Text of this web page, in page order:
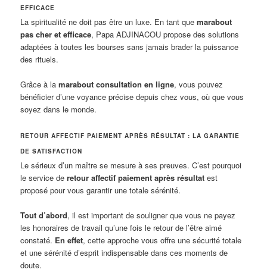
EFFICACE
La spiritualité ne doit pas être un luxe. En tant quemarabout
pas cher et efficace, Papa ADJINACOU propose des solutions
adaptées à toutes les bourses sans jamais brader la puissance
des rituels.
Grâce à lamarabout consultation en ligne, vous pouvez
bénéficier d’une voyance précise depuis chez vous, où que vous
soyez dans le monde.
RETOUR AFFECTIF PAIEMENT APRÈS RÉSULTAT : LA GARANTIE
DE SATISFACTION
Le sérieux d’un maître se mesure à ses preuves. C’est pourquoi
le service deretour affectif paiement après résultat est
proposé pour vous garantir une totale sérénité.
Tout d’abord, il est important de souligner que vous ne payez
les honoraires de travail qu’une fois le retour de l’être aimé
constaté. En effet, cette approche vous offre une sécurité totale
et une sérénité d’esprit indispensable dans ces moments de
doute.